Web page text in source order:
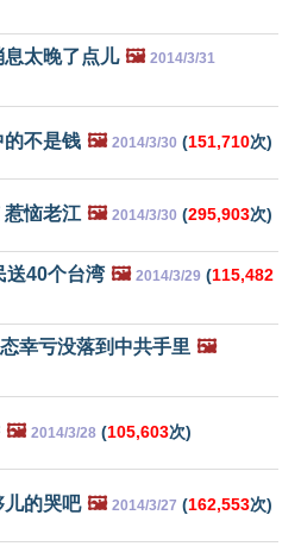
太晚了点儿 🖼️ 2014/3/31
的不是钱 🖼️ 2014/3/30 (151,710次)
惹恼老江 🖼️ 2014/3/30 (295,903次)
送40个台湾 🖼️ 2014/3/29 (115,482
幸亏没落到中共手里 🖼️
🖼️ 2014/3/28 (105,603次)
儿的哭吧 🖼️ 2014/3/27 (162,553次)